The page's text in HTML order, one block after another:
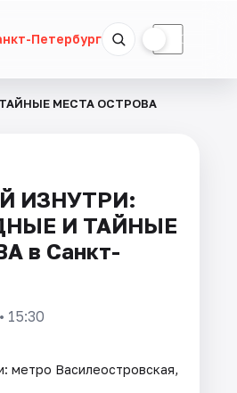
Петербург ☾
МЕСТА ОСТРОВА
ИЗНУТРИ:
И ТАЙНЫЕ
в Санкт-
15:30
метро Василеостровская,